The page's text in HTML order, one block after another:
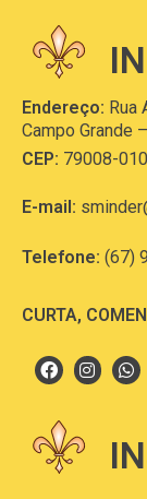
Endereço: Rua
Campo Grande
CEP: 79008-010
E-mail:
Telefone: (67)
CURTA,